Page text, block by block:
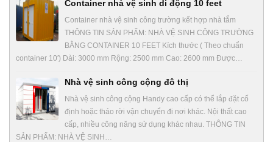
Container nhà vệ sinh di động 10 feet
Container nhà vệ sinh công trường kết hợp nhà tắm
THÔNG TIN SẢN PHẨM: NHÀ VỆ SINH CÔNG TRƯỜNG
BẰNG CONTAINER 10 FEET Kích thước ( Theo chuẩn
container 10′) Dài: 3000 mm Rộng: 2500 mm Cao: 2600 mm Được…
Nhà vệ sinh công cộng đô thị
Nhà vệ sinh công cộng Handy cao cấp có thể lắp đặt cố
định hoặc tháo rời vận chuyển đi nơi khác. Nội thất cao
cấp, nhiều công năng sử dụng khác nhau. THÔNG TIN
SẢN PHẨM: NHÀ VỆ SINH…